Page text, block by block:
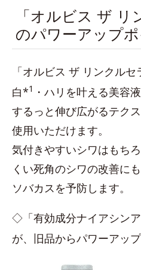
「オルビス ザ リ
のパワーアップ
「オルビス ザ リンクル
白*1 ・ハリを叶える美容液
するっと伸び広がるテク
使用いただけます。
気付きやすいシワはもち
くい死角のシワの改善に
ソバカスを予防します。
◇「有効成分ナイアシンア
が、旧品からパワーアッ